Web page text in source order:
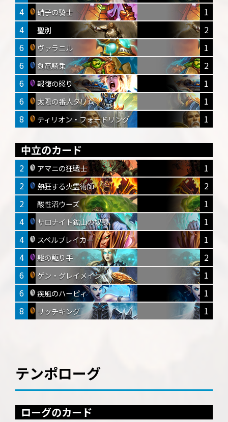
4 硝子の騎士
1
4
聖別
2
6
ヴァラニル
1
6
剣竜騎乗
2
6
報復の怒り
1
6
太陽の番人タリム
1
8
ティリオン・フォードリング 1
中立のカード
2 アマニの狂戦士
1
2
熱狂する火霊術師
2
2
酸性沼ウーズ
1
4
サロナイト鉱山の奴隷
1
4
スペルブレイカー
1
4
躯の駆り手
2
6
ゲン・グレイメイン
1
6
疾風のハーピィ
1
8
リッチキング 1
テンポローグ
ローグのカード